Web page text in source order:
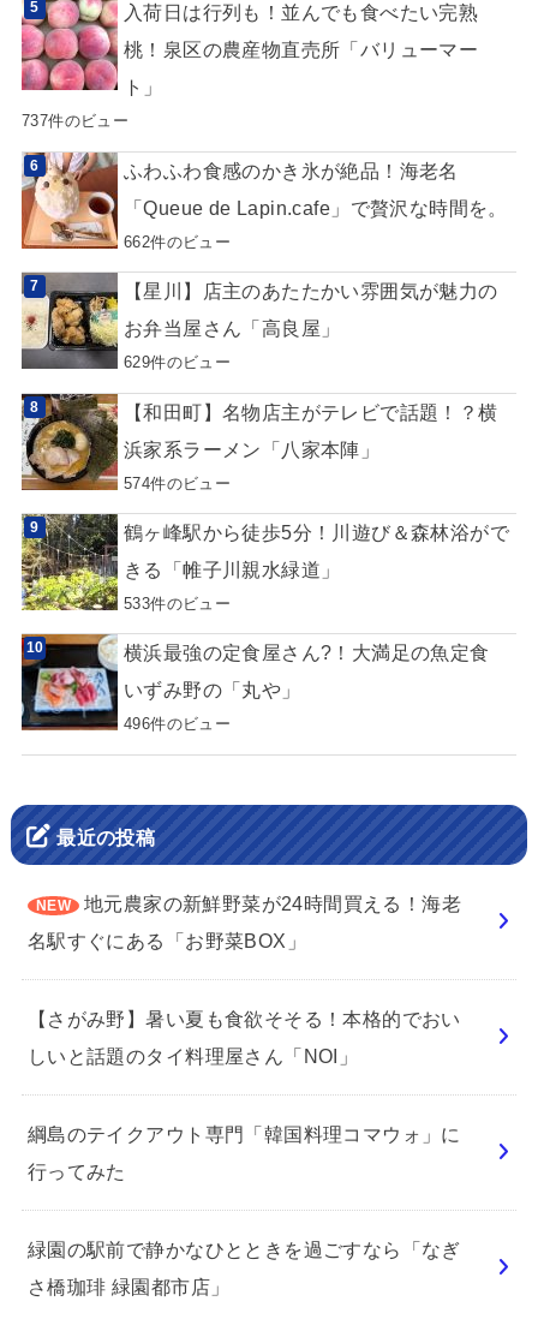
入荷日は行列も！並んでも食べたい完熟
桃！泉区の農産物直売所「バリューマー
ト」
737件のビュー
ふわふわ食感のかき氷が絶品！海老名
「Queue de Lapin.cafe」で贅沢な時間を。
662件のビュー
【星川】店主のあたたかい雰囲気が魅力の
お弁当屋さん「高良屋」
629件のビュー
【和田町】名物店主がテレビで話題！？横
浜家系ラーメン「八家本陣」
574件のビュー
鶴ヶ峰駅から徒歩5分！川遊び＆森林浴がで
きる「帷子川親水緑道」
533件のビュー
横浜最強の定食屋さん?！大満足の魚定食
いずみ野の「丸や」
496件のビュー
最近の投稿
地元農家の新鮮野菜が24時間買える！海老
名駅すぐにある「お野菜BOX」
【さがみ野】暑い夏も食欲そそる！本格的でおい
しいと話題のタイ料理屋さん「NOI」
綱島のテイクアウト専門「韓国料理コマウォ」に
行ってみた
緑園の駅前で静かなひとときを過ごすなら「なぎ
さ橋珈琲 緑園都市店」